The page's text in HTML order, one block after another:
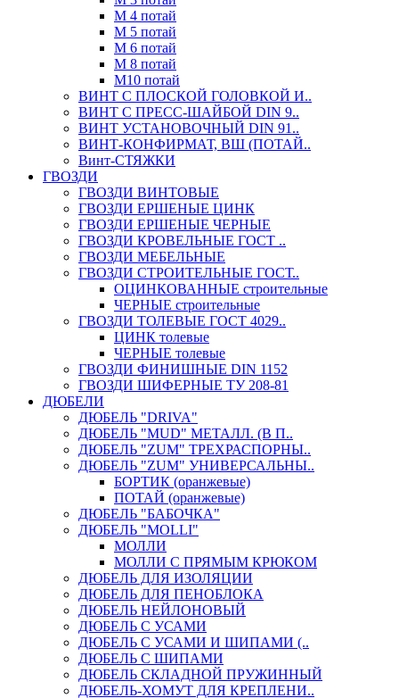
М 4 потай
М 5 потай
М 6 потай
М 8 потай
М10 потай
ВИНТ С ПЛОСКОЙ ГОЛОВКОЙ И..
ВИНТ С ПРЕСС-ШАЙБОЙ DIN 9..
ВИНТ УСТАНОВОЧНЫЙ DIN 91..
ВИНТ-КОНФИРМАТ, ВШ (ПОТАЙ..
Винт-СТЯЖКИ
ГВОЗДИ
ГВОЗДИ ВИНТОВЫЕ
ГВОЗДИ ЕРШЕНЫЕ ЦИНК
ГВОЗДИ ЕРШЕНЫЕ ЧЕРНЫЕ
ГВОЗДИ КРОВЕЛЬНЫЕ ГОСТ ..
ГВОЗДИ МЕБЕЛЬНЫЕ
ГВОЗДИ СТРОИТЕЛЬНЫЕ ГОСТ..
ОЦИНКОВАННЫЕ строительные
ЧЕРНЫЕ строительные
ГВОЗДИ ТОЛЕВЫЕ ГОСТ 4029..
ЦИНК толевые
ЧЕРНЫЕ толевые
ГВОЗДИ ФИНИШНЫЕ DIN 1152
ГВОЗДИ ШИФЕРНЫЕ ТУ 208-81
ДЮБЕЛИ
ДЮБЕЛЬ "DRIVA"
ДЮБЕЛЬ "MUD" МЕТАЛЛ. (В П..
ДЮБЕЛЬ "ZUM" ТРЕХРАСПОРНЫ..
ДЮБЕЛЬ "ZUM" УНИВЕРСАЛЬНЫ..
БОРТИК (оранжевые)
ПОТАЙ (оранжевые)
ДЮБЕЛЬ "БАБОЧКА"
ДЮБЕЛЬ "МOLLI"
МОЛЛИ
МОЛЛИ С ПРЯМЫМ КРЮКОМ
ДЮБЕЛЬ ДЛЯ ИЗОЛЯЦИИ
ДЮБЕЛЬ ДЛЯ ПЕНОБЛОКА
ДЮБЕЛЬ НЕЙЛОНОВЫЙ
ДЮБЕЛЬ С УСАМИ
ДЮБЕЛЬ С УСАМИ И ШИПАМИ (..
ДЮБЕЛЬ С ШИПАМИ
ДЮБЕЛЬ СКЛАДНОЙ ПРУЖИННЫЙ
ДЮБЕЛЬ-ХОМУТ ДЛЯ КРЕПЛЕНИ..